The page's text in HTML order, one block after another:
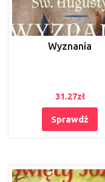
Wyznania
31.27zł
Sprawdź